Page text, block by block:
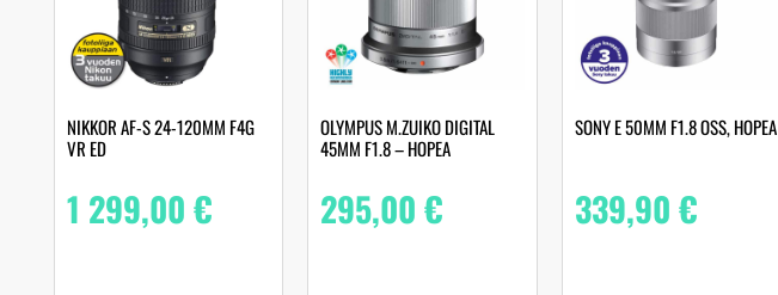
NIKKOR AF-S 24-120MM F4G
VR ED
1 299,00€
OLYMPUS M.ZUIKO DIGITAL
45MM F1.8 – HOPEA
295,00€
SONY E 50MM F1.8 OSS, HOPEA
339,90€